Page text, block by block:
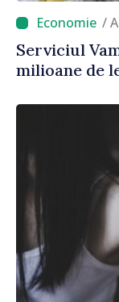
/
Serviciul
milioane de